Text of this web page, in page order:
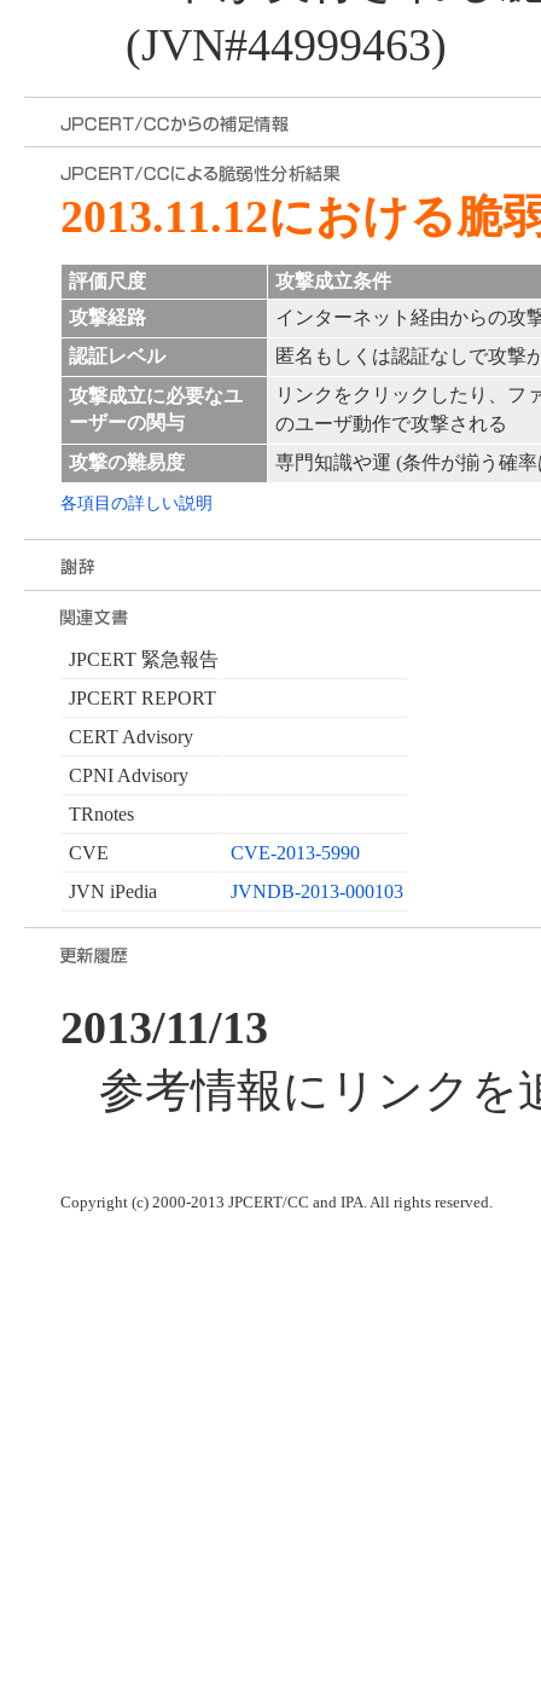
(JVN#44999463)
2013.11.12における脆
評価尺度
攻撃成立条件
攻撃経路
インターネット経由からの攻
認証レベル
匿名もしくは認証なしで攻撃
攻撃成立に必要なユ
ーザーの関与
リンクをクリックしたり、フ
のユーザ動作で攻撃される
攻撃の難易度
専門知識や運 (条件が揃う確
各項目の詳しい説明
JPCERT 緊急報告
JPCERT REPORT
CERT Advisory
CPNI Advisory
TRnotes
CVE
CVE-2013-5990
JVN iPedia
JVNDB-2013-000103
2013/11/13
参考情報にリンクを
Copyright (c) 2000-2013 JPCERT/CC and IPA. All rights reserved.